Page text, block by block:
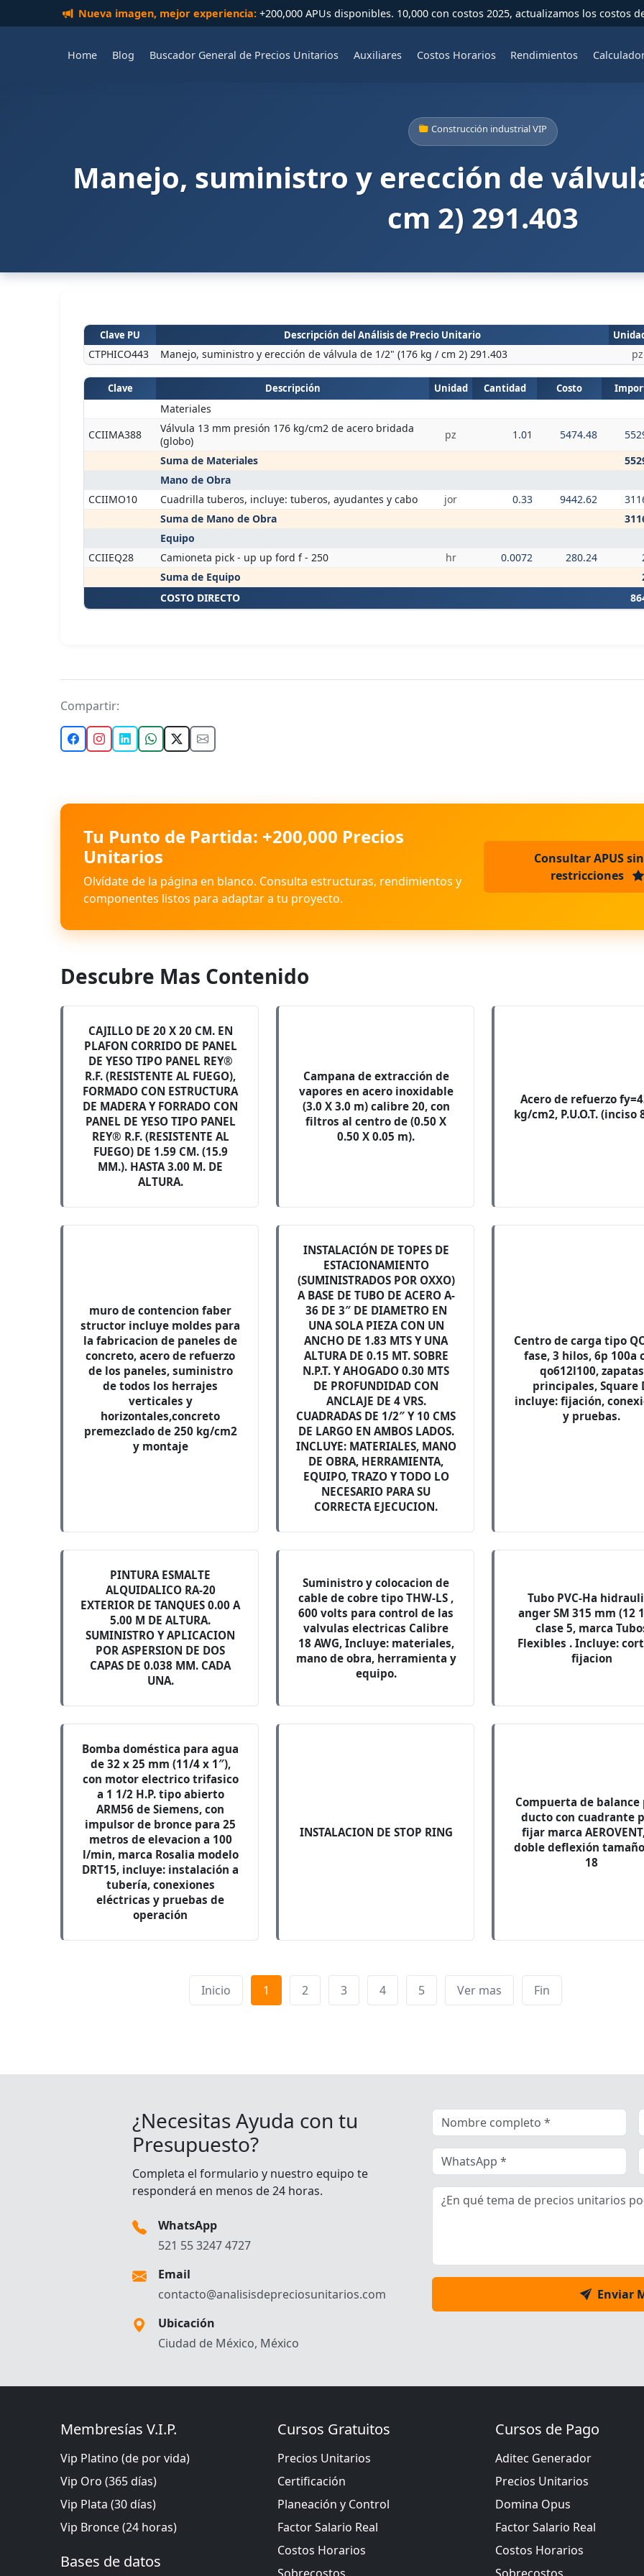
Nueva imagen, mejor experiencia:+200,000 APUs disponibles. 10,000 con costos 2025, actualizamos los costos
Home Blog Buscador General de Precios Unitarios Auxiliares Costos Horarios Rendimientos
Construcción industrial VIP
Manejo, suministro y erección de
cm 2) 291.403
Clave PU Descripción del Análisis de Precio Unitario
CTPHICO443 Manejo, suministro y erección de válvula de 1/2" (176 kg / cm 2) 291.403 pz
Clave Descripción Unidad Cantidad Costo
Materiales
CCIIMA388
Válvula 13 mm presión 176 kg/cm2 de acero bridada
(globo)
pz 1.01 5474.48
Suma de Materiales
Mano de Obra
CCIIMO10
Cuadrilla tuberos, incluye: tuberos, ayudantes y cabo jor 0.33 9442.62
Suma de Mano de Obra
Equipo
CCIIEQ28
Camioneta pick - up up ford f - 250 hr 0.0072 280.24
Suma de Equipo
COSTO DIRECTO
Compartir:
Tu Punto de Partida: +200,000 Precios
Unitarios
Olvídate de la página en blanco. Consulta estructuras, rendimientos y
componentes listos para adaptar a tu proyecto.
Consultar APUS sin
restricciones
Descubre Mas Contenido
CAJILLO DE 20 X 20 CM. EN
PLAFON CORRIDO DE PANEL
DE YESO TIPO PANEL REY®
R.F. (RESISTENTE AL FUEGO),
FORMADO CON ESTRUCTURA
DE MADERA Y FORRADO CON
PANEL DE YESO TIPO PANEL
REY® R.F. (RESISTENTE AL
FUEGO) DE 1.59 CM. (15.9
MM.). HASTA 3.00 M. DE
ALTURA.
Campana de extracción de
vapores en acero inoxidable
(3.0 X 3.0 m) calibre 20, con
filtros al centro de (0.50 X
0.50 X 0.05 m).
Acero de refuerzo
kg/cm2, P.U.O.T. (inciso
muro de contencion faber
structor incluye moldes para
la fabricacion de paneles de
concreto, acero de refuerzo
de los paneles, suministro
de todos los herrajes
verticales y
horizontales,concreto
premezclado de 250 kg/cm2
y montaje
INSTALACIÓN DE TOPES DE
ESTACIONAMIENTO
(SUMINISTRADOS POR OXXO)
A BASE DE TUBO DE ACERO A-
36 DE 3″ DE DIAMETRO EN
UNA SOLA PIEZA CON UN
ANCHO DE 1.83 MTS Y UNA
ALTURA DE 0.15 MT. SOBRE
N.P.T. Y AHOGADO 0.30 MTS
DE PROFUNDIDAD CON
ANCLAJE DE 4 VRS.
CUADRADAS DE 1/2″ Y 10 CMS
DE LARGO EN AMBOS LADOS.
INCLUYE: MATERIALES, MANO
DE OBRA, HERRAMIENTA,
EQUIPO, TRAZO Y TODO LO
NECESARIO PARA SU
CORRECTA EJECUCION.
Centro de carga tipo
fase, 3 hilos, 6p 100a
qo612l100, zapatas
principales, Square
incluye: fijación,
y pruebas.
PINTURA ESMALTE
ALQUIDALICO RA-20
EXTERIOR DE TANQUES 0.00 A
5.00 M DE ALTURA.
SUMINISTRO Y APLICACION
POR ASPERSION DE DOS
CAPAS DE 0.038 MM. CADA
UNA.
Suministro y colocacion de
cable de cobre tipo THW-LS ,
600 volts para control de las
valvulas electricas Calibre
18 AWG, Incluye: materiales,
mano de obra, herramienta y
equipo.
Tubo PVC-Ha
anger SM 315 mm (12
clase 5, marca
Flexibles . Incluye:
fijacion
Bomba doméstica para agua
de 32 x 25 mm (11/4 x 1″),
con motor electrico trifasico
a 1 1/2 H.P. tipo abierto
ARM56 de Siemens, con
impulsor de bronce para 25
metros de elevacion a 100
l/min, marca Rosalia modelo
DRT15, incluye: instalación a
tubería, conexiones
eléctricas y pruebas de
operación
INSTALACION DE STOP RING
Compuerta de balance
ducto con cuadrante
fijar marca
doble deflexión
18
Inicio 1 2 3 4 5 Ver mas Fin
¿Necesitas Ayuda con tu
Presupuesto?
Completa el formulario y nuestro equipo te
responderá en menos de 24 horas.
WhatsApp
521 55 3247 4727
Email
contacto@analisisdepreciosunitarios.com
Ubicación
Ciudad de México, México
Enviar
Membresías V.I.P.
Vip Platino (de por vida)
Vip Oro (365 días)
Vip Plata (30 días)
Vip Bronce (24 horas)
Bases de datos
Cursos Gratuitos
Precios Unitarios
Certificación
Planeación y Control
Factor Salario Real
Costos Horarios
Cursos de Pago
Aditec Generador
Precios Unitarios
Domina Opus
Factor Salario Real
Costos Horarios